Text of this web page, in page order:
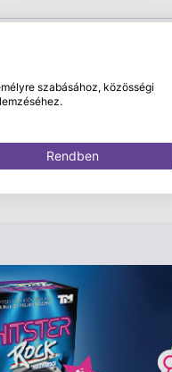
szarvas
varázslatos csillám
a gyönyörűen
szeretik a varázslatos
szabásához, közösségi
Rendben